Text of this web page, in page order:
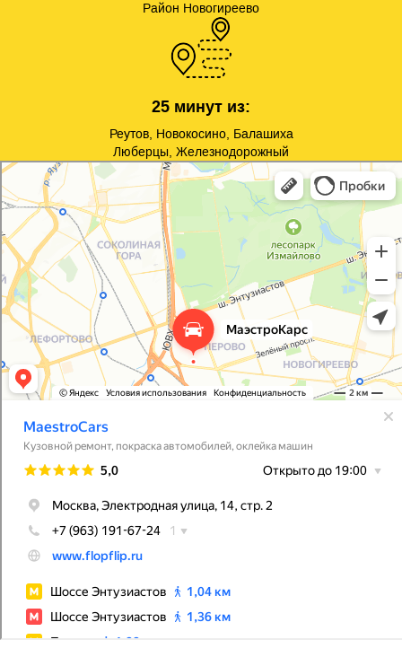
Район Новогиреево
25 минут из:
Реутов, Новокосино, Балашиха
Люберцы, Железнодорожный